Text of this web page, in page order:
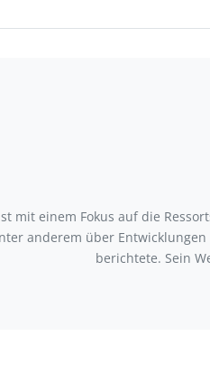
mit einem Fokus auf die
anderem über
berichtete. Sein